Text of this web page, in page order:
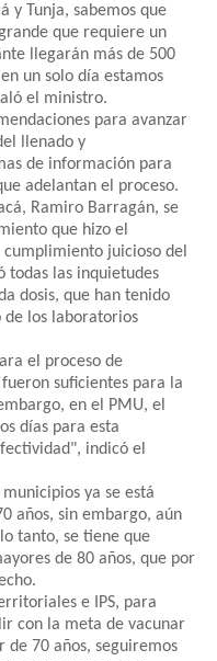
y Tunja, sabemos que
que requiere un
llegarán más de 500
un solo día estamos
el ministro.
para avanzar
llenado y
de información para
adelantan el proceso.
Ramiro Barragán, se
que hizo el
cumplimiento juicioso del
todas las inquietudes
dosis, que han tenido
los laboratorios
el proceso de
suficientes para la
en el PMU, el
días para esta
indicó el
ya se está
años, sin embargo, aún
tanto, se tiene que
de 80 años, que por
e IPS, para
con la meta de vacunar
70 años, seguiremos